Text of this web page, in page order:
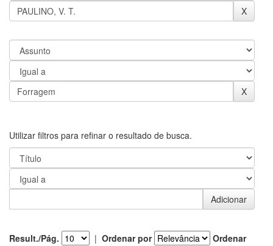
Utilizar filtros para refinar o resultado de busca.
Result./Pág. | Ordenar por
Ordenar